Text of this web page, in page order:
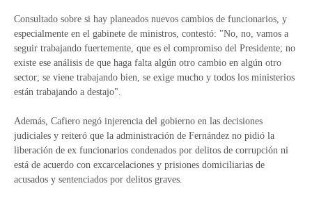
Consultado sobre si hay planeados nuevos cambios de funcionarios, y
especialmente en el gabinete de ministros, contestó: "No, no, vamos a
seguir trabajando fuertemente, que es el compromiso del Presidente; no
existe ese análisis de que haga falta algún otro cambio en algún otro
sector; se viene trabajando bien, se exige mucho y todos los ministerios
están trabajando a destajo".
Además, Cafiero negó injerencia del gobierno en las decisiones
judiciales y reiteró que la administración de Fernández no pidió la
liberación de ex funcionarios condenados por delitos de corrupción ni
está de acuerdo con excarcelaciones y prisiones domiciliarias de
acusados y sentenciados por delitos graves.